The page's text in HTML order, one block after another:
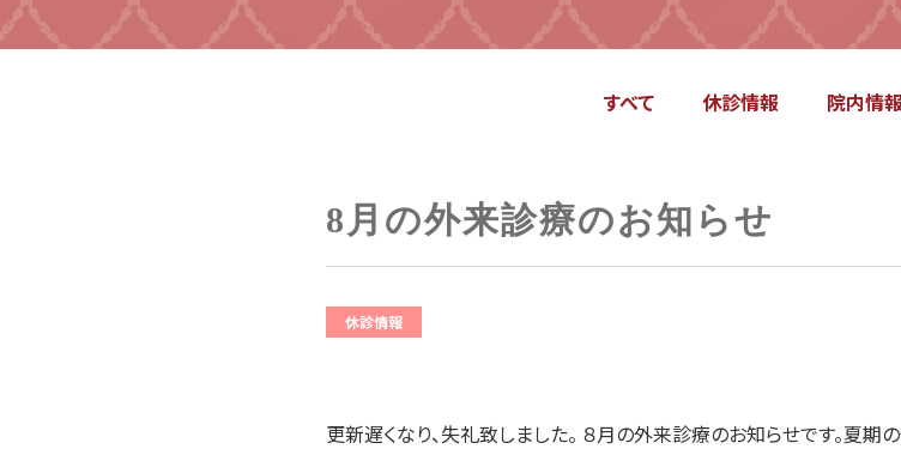
すべて 休診情報 院内情
8月の外来診療のお知らせ
休診情報
更新遅くなり、失礼致しました。 ８月の外来診療のお知らせです。夏期